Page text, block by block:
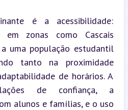
é a acessibilidade:
em zonas como Cascais
uma população estudantil
tanto na proximidade
de horários. A
de confiança, a
alunos e famílias, e o uso